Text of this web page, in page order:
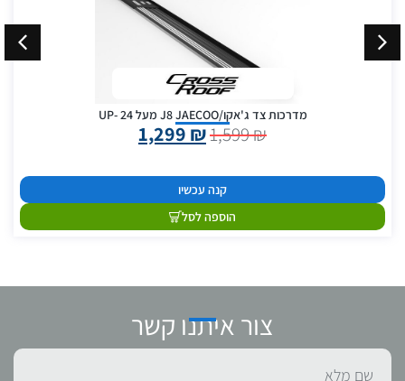
מדרכות צד ג'אקו/J8 JAECOO מעל 24 -UP
1,599₪
1,299 ₪
קנה עכשיו
הוספה לסל
צור איתנו קשר